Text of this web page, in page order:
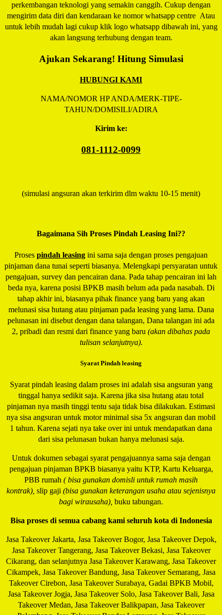
perkembangan teknologi yang semakin canggih. Cukup dengan
mengirim data diri dan kendaraan ke nomor whatsapp centre Atau
untuk lebih mudah lagi cukup klik logo whatsapp dibawah ini, yang
akan langsung terhubung dengan team.
Ajukan Sekarang! Hitung Simulasi
HUBUNGI KAMI
NAMA/NOMOR HP ANDA/MERK-TIPE-
TAHUN/DOMISILI/ADIRA
Kirim ke:
081-1112-0099
(simulasi angsuran akan terkirim dlm waktu 10-15 menit)
Bagaimana Sih Proses Pindah Leasing Ini??
Proses pindah leasing ini sama saja dengan proses pengajuan
pinjaman dana tunai seperti biasanya. Melengkapi persyaratan untuk
pengajuan, survey dan pencairan dana. Pada tahap pencairan ini lah
beda nya, karena posisi BPKB masih belum ada pada nasabah. Di
tahap akhir ini, biasanya pihak finance yang baru yang akan
melunasi sisa hutang atau pinjaman pada leasing yang lama. Dana
pelunasan ini disebut dengan dana talangan, Dana talangan ini ada
2, pribadi dan resmi dari finance yang baru (akan dibahas pada
tulisan selanjutnya).
Syarat Pindah leasing
Syarat pindah leasing dalam proses ini adalah sisa angsuran yang
tinggal hanya sedikit saja. Karena jika sisa hutang atau total
pinjaman nya masih tinggi tentu saja tidak bisa dilakukan. Estimasi
nya sisa angsuran untuk motor minimal sisa 5x angsuran dan mobil
1 tahun. Karena sejati nya take over ini untuk mendapatkan dana
dari sisa pelunasan bukan hanya melunasi saja.
Untuk dokumen sebagai syarat pengajuannya sama saja dengan
pengajuan pinjaman BPKB biasanya yaitu KTP, Kartu Keluarga,
PBB rumah ( bisa gunakan domisli untuk rumah masih
kontrak), slip gaji (bisa gunakan keterangan usaha atau sejenisnya
bagi wirausaha), buku tabungan.
Bisa proses di semua cabang kami seluruh kota di Indonesia
Jasa Takeover Jakarta, Jasa Takeover Bogor, Jasa Takeover Depok,
Jasa Takeover Tangerang, Jasa Takeover Bekasi, Jasa Takeover
Cikarang, dan selanjutnya Jasa Takeover Karawang, Jasa Takeover
Cikampek, Jasa Takeover Bandung, Jasa Takeover Semarang, Jasa
Takeover Cirebon, Jasa Takeover Surabaya, Gadai BPKB Mobil,
Jasa Takeover Jogja, Jasa Takeover Solo, Jasa Takeover Bali, Jasa
Takeover Medan, Jasa Takeover Balikpapan, Jasa Takeover